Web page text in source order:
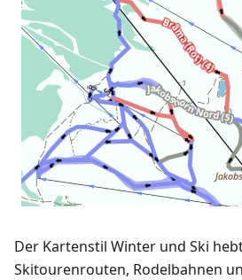
Der Kartenstil Winter und Ski
Skitourenrouten, Rodelbahnen